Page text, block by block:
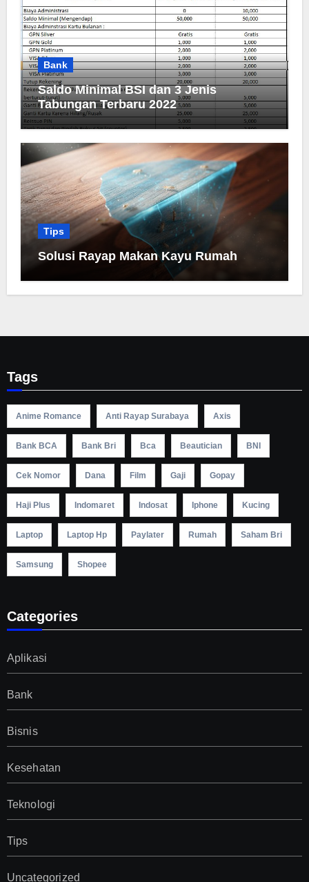
Bank
Saldo Minimal BSI dan 3 Jenis
Tabungan Terbaru 2022
Tips
Solusi Rayap Makan Kayu Rumah
Tags
Anime Romance Anti Rayap Surabaya Axis
Bank BCA Bank Bri Bca Beautician BNI
Cek Nomor Dana Film Gaji Gopay
Haji Plus Indomaret Indosat Iphone Kucing
Laptop Laptop Hp Paylater Rumah Saham Bri
Samsung Shopee
Categories
Aplikasi
Bank
Bisnis
Kesehatan
Teknologi
Tips
Uncategorized